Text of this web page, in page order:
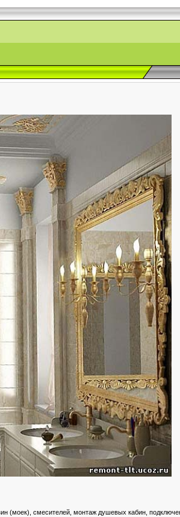
(моек), смесителей, монтаж душевых кабин,